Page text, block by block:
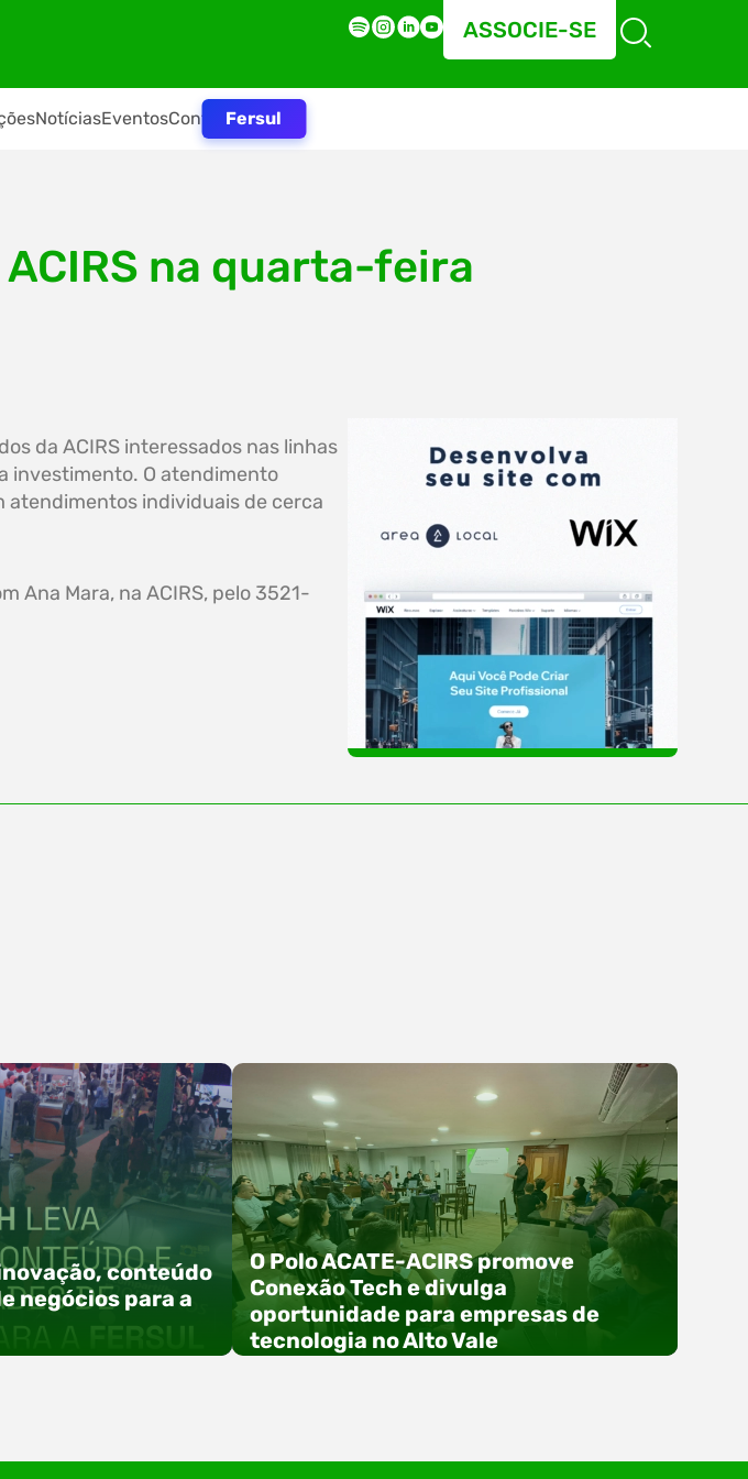
ASSOCIE-SE
NotíciasEventosContatoFersul
na quarta-feira
da ACIRS interessados nas linhas
O atendimento
individuais de cerca
Ana Mara, na ACIRS, pelo 3521-
conteúdo
negócios para a
O Polo ACATE-ACIRS promove
Conexão Tech e divulga
oportunidade para empresas de
tecnologia no Alto Vale